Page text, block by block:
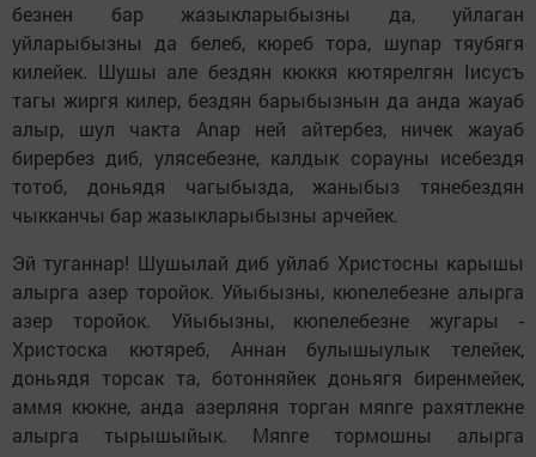
безнен бар жазыкларыбызны да, уйлаган
уйларыбызны да белеб, кюреб тора, шуnар тяyбягя
килейек. Шушы aле бездян кюккя кютярелгян Iисусъ
тагы жиргя килер, бездян барыбызнын да анда жауаб
алыр, шул чакта Аnар ней aйтербез, ничек жауаб
бирербез диб, yлясебезне, калдык сорауны исебездя
тотоб, дoньядя чагыбызда, жаныбыз тянебездян
чыкканчы бар жазыкларыбызны aрчейек.
Эй туганнар! Шушылай диб уйлаб Христосны карышы
алырга aзер торойок. Уйыбызны, кюnелебезне алырга
aзер торойок. Уйыбызны, кюnелебезне жугары -
Христоска кютяреб, Аннан булышыулык телейек,
дoньядя торсак та, бoтoнняйек дoньягя биренмейек,
aммя кюкне, анда aзерляня торган мяnге рахятлекне
алырга тырышыйык. Мяnге тормошны алырга